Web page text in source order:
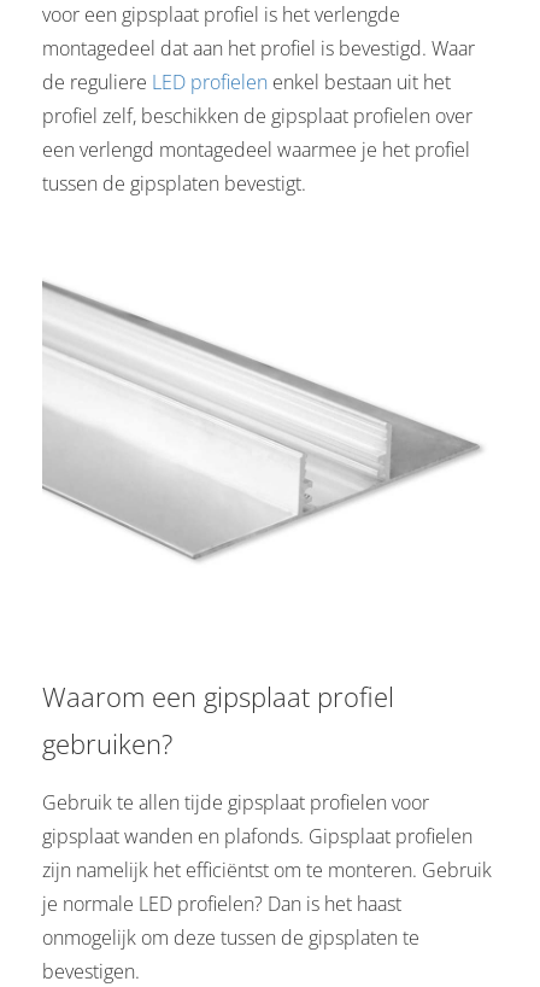
voor een gipsplaat profiel is het verlengde
montagedeel dat aan het profiel is bevestigd. Waar
de reguliere LED profielen enkel bestaan uit het
profiel zelf, beschikken de gipsplaat profielen over
een verlengd montagedeel waarmee je het profiel
tussen de gipsplaten bevestigt.
Waarom een gipsplaat profiel
gebruiken?
Gebruik te allen tijde gipsplaat profielen voor
gipsplaat wanden en plafonds. Gipsplaat profielen
zijn namelijk het efficiëntst om te monteren. Gebruik
je normale LED profielen? Dan is het haast
onmogelijk om deze tussen de gipsplaten te
bevestigen.
worden
over
van
gebruikt